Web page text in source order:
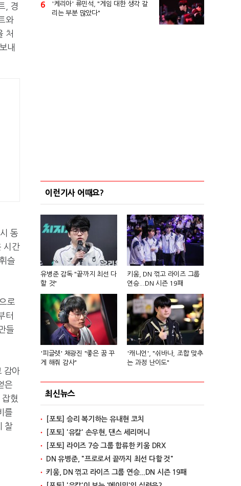
, 경
와
처
내
동
시간
슬
로
터
들
감아
은
혔
를
찰
6
'케리아' 류민석, "게임 대한 생각 갈
리는 부분 많았다"
이런기사 어때요?
유병준 감독 "끝까지 최선 다
할 것"
키움, DN 꺾고 라이즈 그룹
연승...DN 시즌 19패
'피글렛' 채광진 "좋은 꿈 꾸
게 해줘 감사"
'캐니언', "쉬바나, 조합 맞추
는 과정 난이도"
최신뉴스
[포토] 승리 복기하는 유내현 코치
[포토] '유칼' 손우현, 댄스 세리머니
[포토] 라이즈 7승 그룹 합류한 키움 DRX
DN 유병준, "프로로서 끝까지 최선 다할 것"
키움, DN 꺾고 라이즈 그룹 연승...DN 시즌 19패